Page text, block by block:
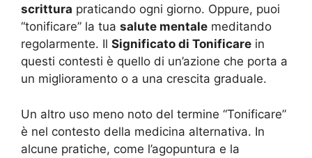
scrittura praticando ogni giorno. Oppure, puoi
“tonificare” la tua salute mentale meditando
regolarmente. Il Significato di Tonificare in
questi contesti è quello di un’azione che porta a
un miglioramento o a una crescita graduale.
Un altro uso meno noto del termine “Tonificare”
è nel contesto della medicina alternativa. In
alcune pratiche, come l’agopuntura e la